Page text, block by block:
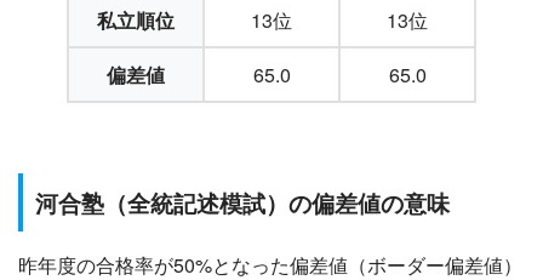
私立順位
13位
13位
偏差値
65.0 65.0
河合塾（全統記述模試）の偏差値の意味
昨年度の合格率が50%となった偏差値（ボーダー偏差値）